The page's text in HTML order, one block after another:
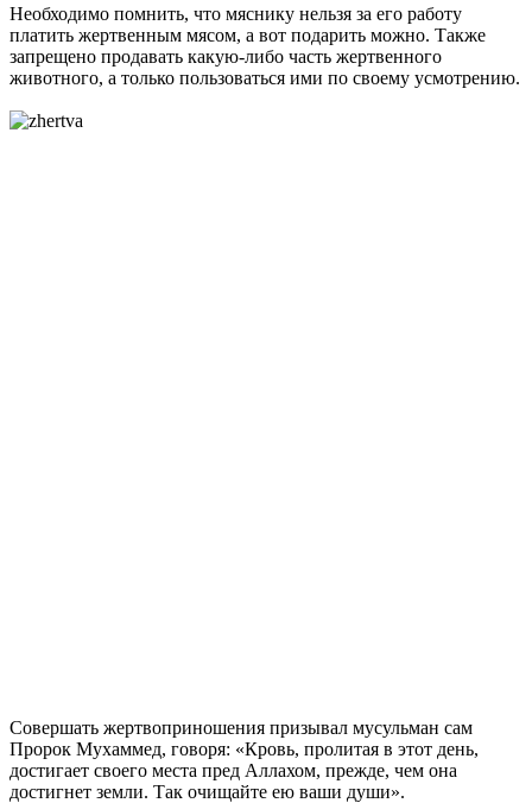
Необходимо помнить, что мяснику нельзя за его работу
платить жертвенным мясом, а вот подарить можно. Также
запрещено продавать какую-либо часть жертвенного
животного, а только пользоваться ими по своему усмотрению.
Совершать жертвоприношения призывал мусульман сам
Пророк Мухаммед, говоря: «Кровь, пролитая в этот день,
достигает своего места пред Аллахом, прежде, чем она
достигнет земли. Так очищайте ею ваши души».